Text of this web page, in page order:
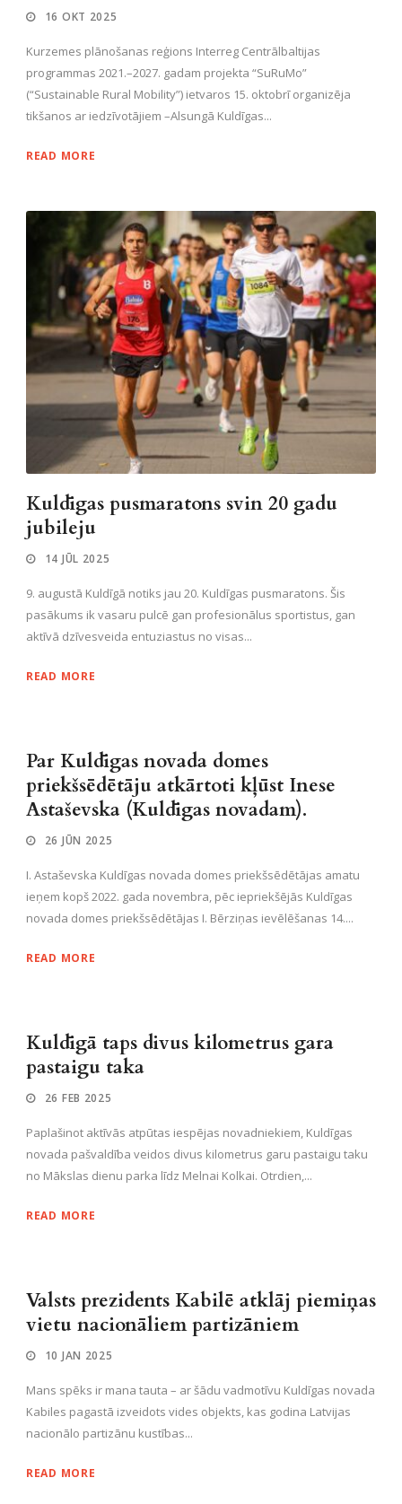
16 OKT 2025
Kurzemes plānošanas reģions Interreg Centrālbaltijas
programmas 2021.–2027. gadam projekta “SuRuMo”
(“Sustainable Rural Mobility”) ietvaros 15. oktobrī organizēja
tikšanos ar iedzīvotājiem –Alsungā Kuldīgas...
READ MORE
Kuldīgas pusmaratons svin 20 gadu
jubileju
14 JŪL 2025
9. augustā Kuldīgā notiks jau 20. Kuldīgas pusmaratons. Šis
pasākums ik vasaru pulcē gan profesionālus sportistus, gan
aktīvā dzīvesveida entuziastus no visas...
READ MORE
Par Kuldīgas novada domes
priekšsēdētāju atkārtoti kļūst Inese
Astaševska (Kuldīgas novadam).
26 JŪN 2025
I. Astaševska Kuldīgas novada domes priekšsēdētājas amatu
ieņem kopš 2022. gada novembra, pēc iepriekšējās Kuldīgas
novada domes priekšsēdētājas I. Bērziņas ievēlēšanas 14....
READ MORE
Kuldīgā taps divus kilometrus gara
pastaigu taka
26 FEB 2025
Paplašinot aktīvās atpūtas iespējas novadniekiem, Kuldīgas
novada pašvaldība veidos divus kilometrus garu pastaigu taku
no Mākslas dienu parka līdz Melnai Kolkai. Otrdien,...
READ MORE
Valsts prezidents Kabilē atklāj piemiņas
vietu nacionāliem partizāniem
10 JAN 2025
Mans spēks ir mana tauta – ar šādu vadmotīvu Kuldīgas novada
Kabiles pagastā izveidots vides objekts, kas godina Latvijas
nacionālo partizānu kustības...
READ MORE